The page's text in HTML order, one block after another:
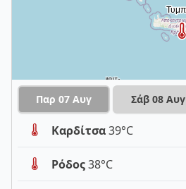
Παρ 07 Αυγ Σάβ 08 Αυγ
Καρδίτσα39°C
Ρόδος38°C